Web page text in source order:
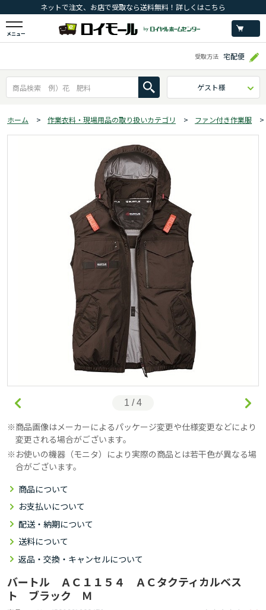
ネットで注文、お店で受取なら送料無料！詳しくはこちら
メニュー
受取方法 宅配便
ゲスト様
ホーム > 作業衣料・現場用品の取り扱いカテゴリ > ファン付き作業服 >
1 / 4
商品画像はメーカーによるパッケージ変更や仕様変更などにより
変更される場合がございます。
お使いの機器（モニタ）により実際の商品とは若干色が異なる場
合がございます。
商品について
お支払いについて
配送・納期について
送料について
返品・交換・キャンセルについて
バートル ＡＣ１１５４ ＡＣタクティカルベス
ト ブラック Ｍ